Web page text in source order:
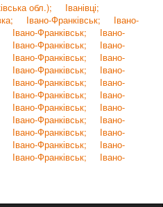
обл.);
Іванівці;
Івано-Франківськ;
Івано-
Івано-Франківськ;
Івано-
Івано-Франківськ;
Івано-
Івано-Франківськ;
Івано-
Івано-Франківськ;
Івано-
Івано-Франківськ;
Івано-
Івано-Франківськ;
Івано-
Івано-Франківськ;
Івано-
Івано-Франківськ;
Івано-
Івано-Франківськ;
Івано-
Івано-Франківськ;
Івано-
Івано-Франківськ;
Івано-